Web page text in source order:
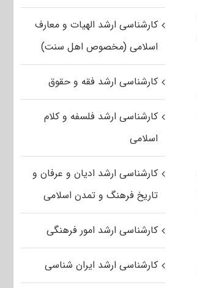
کارشناسی ارشد الهیات و معارف
اسلامی (مخصوص اهل سنت)
کارشناسی ارشد فقه و حقوق
کارشناسی ارشد فلسفه و کلام
اسلامی
کارشناسی ارشد ادیان و عرفان و
تاریخ فرهنگ و تمدن اسلامی
کارشناسی ارشد امور فرهنگی
کارشناسی ارشد ایران شناسی